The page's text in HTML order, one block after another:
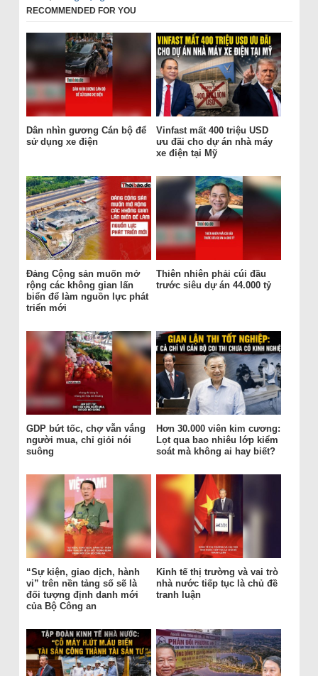
RECOMMENDED FOR YOU
Dân nhìn gương Cán bộ để
sử dụng xe điện
Vinfast mất 400 triệu USD
ưu đãi cho dự án nhà máy
xe điện tại Mỹ
Đảng Cộng sản muốn mở
rộng các không gian lấn
biển để làm nguồn lực phát
triển mới
Thiên nhiên phải cúi đầu
trước siêu dự án 44.000 tỷ
GDP bứt tốc, chợ vẫn vắng
người mua, chỉ giỏi nói
suông
Hơn 30.000 viên kim cương:
Lọt qua bao nhiêu lớp kiểm
soát mà không ai hay biết?
“Sự kiện, giao dịch, hành
vi” trên nền tảng số sẽ là
đối tượng định danh mới
của Bộ Công an
Kinh tế thị trường và vai trò
nhà nước tiếp tục là chủ đề
tranh luận